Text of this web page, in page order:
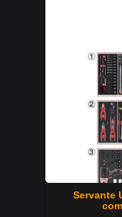
Servante